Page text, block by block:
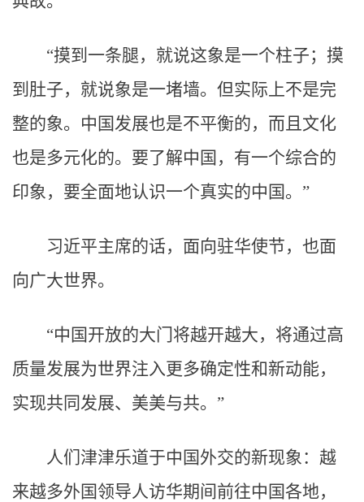
“摸到一条腿，就说这象是一个柱子；摸
到肚子，就说象是一堵墙。但实际上不是完
整的象。中国发展也是不平衡的，而且文化
也是多元化的。要了解中国，有一个综合的
印象，要全面地认识一个真实的中国。”
习近平主席的话，面向驻华使节，也面
向广大世界。
“中国开放的大门将越开越大，将通过高
质量发展为世界注入更多确定性和新动能，
实现共同发展、美美与共。”
人们津津乐道于中国外交的新现象：越
来越多外国领导人访华期间前往中国各地，